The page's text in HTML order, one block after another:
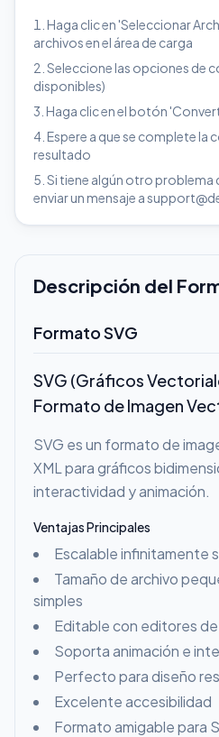
Haga clic en 'Seleccionar
archivos en el área de carga
Seleccione las opciones de
disponibles)
Haga clic en el botón
Espere a que se complete la
resultado
Si tiene algún otro problema
enviar un mensaje a
Descripción del
Formato SVG
SVG (Gráficos
Formato de Imagen
SVG es un formato de
XML para gráficos
interactividad y animación.
Ventajas Principales
Escalable infinitamente
Tamaño de archivo
simples
Editable con editores
Soporta animación e
Perfecto para diseño
Excelente accesibilidad
Formato amigable para